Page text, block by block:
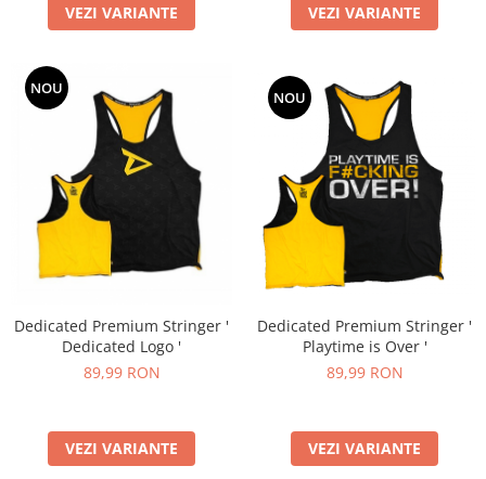
VEZI VARIANTE VEZI VARIANTE
NOU
Dedicated Premium Stringer '
Dedicated Logo '
89,99 RON
VEZI VARIANTE
NOU
Dedicated Premium Stringer '
Playtime is Over '
89,99 RON
VEZI VARIANTE